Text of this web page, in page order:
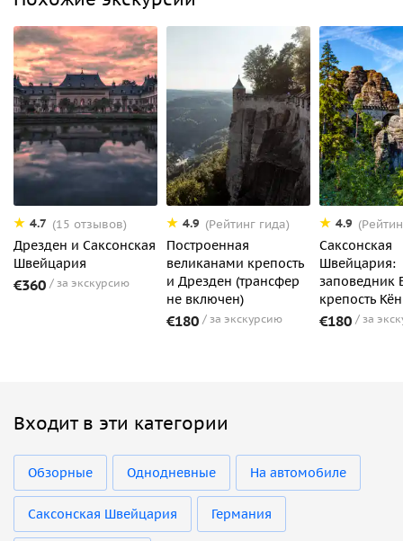
4.7 (15 отзывов)
Дрезден и Саксонская
Швейцария
€360 за экскурсию
4.9 (Рейтинг гида)
Построенная
великанами крепость
и Дрезден (трансфер
не включен)
€180 за экскурсию
4.9
Саксонская
Швейцария:
заповедник
крепость
€180 за
Входит в эти категории
Обзорные Однодневные На автомобиле
Саксонская Швейцария Германия